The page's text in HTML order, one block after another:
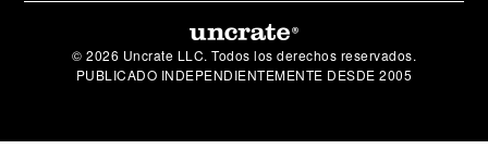
© 2026 Uncrate LLC. Todos los derechos reservados.
PUBLICADO INDEPENDIENTEMENTE DESDE 2005